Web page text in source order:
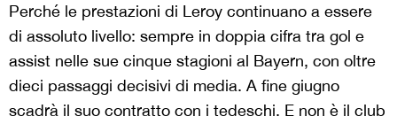
Perché le prestazioni di Leroy continuano a essere
di assoluto livello: sempre in doppia cifra tra gol e
assist nelle sue cinque stagioni al Bayern, con oltre
dieci passaggi decisivi di media. A fine giugno
scadrà il suo contratto con i tedeschi. E non è il club